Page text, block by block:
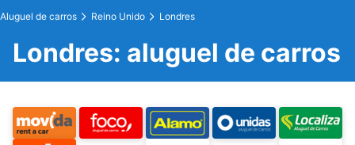
Aluguel de carros Reino Unido Londres
Londres: aluguel de carros